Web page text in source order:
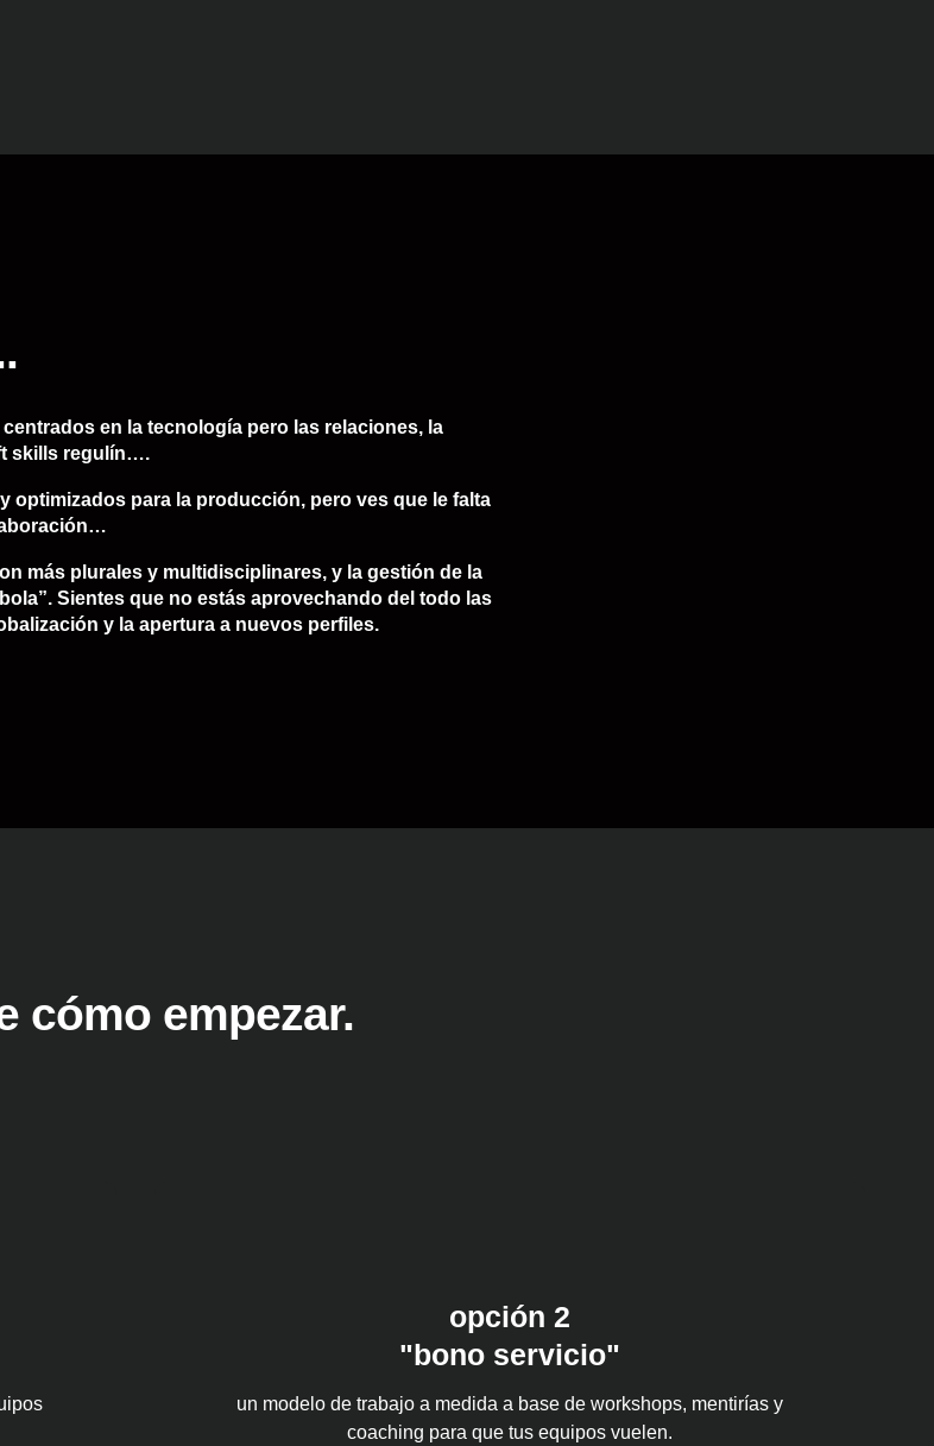
en la tecnología pero las relaciones, la
skills regulín….
optimizados para la producción, pero ves que le falta
más plurales y multidisciplinares, y la gestión de la
Sientes que no estás aprovechando del todo las
y la apertura a nuevos perfiles.
cómo empezar.
opción 2
"bono servicio"
un modelo de trabajo a medida a base de workshops, mentirías y
coaching para que tus equipos vuelen.